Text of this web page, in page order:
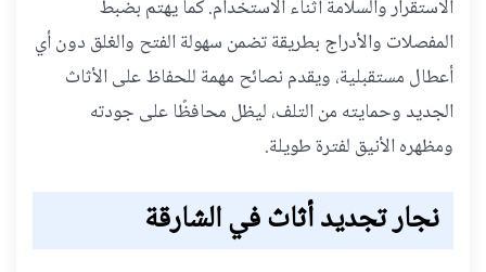
الاستقرار والسلامة أثناء الاستخدام. كما يهتم بضبط
المفصلات والأدراج بطريقة تضمن سهولة الفتح والغلق دون أي
أعطال مستقبلية، ويقدم نصائح مهمة للحفاظ على الأثاث
الجديد وحمايته من التلف، ليظل محافظًا على جودته
ومظهره الأنيق لفترة طويلة.
نجار تجديد أثاث في الشارقة